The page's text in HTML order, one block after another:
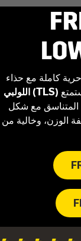
اللولبي (TLS)
المتناسق مع شكل
الوزن، وخالية من